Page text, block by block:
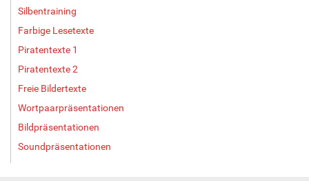
l
i
n
v
l
l
r
G
Silbentraining
Farbige Lesetexte
Piratentexte 1
Piratentexte 2
Freie Bildertexte
Wortpaarpräsentationen
Bildpräsentationen
Soundpräsentationen